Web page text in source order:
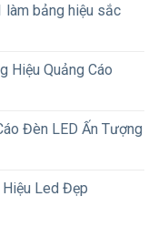
làm bảng hiệu sắc
Hiệu Quảng Cáo
Đèn LED Ấn Tượng
Led Đẹp